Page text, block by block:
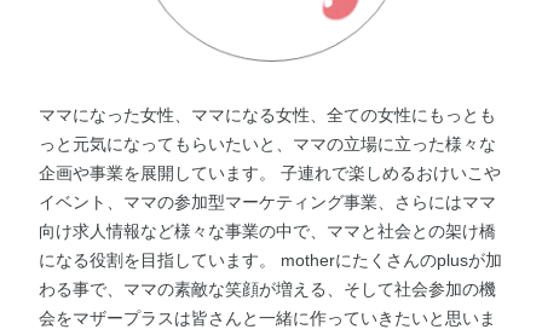
ママになった女性、ママになる女性、全ての女性にもっとも
っと元気になってもらいたいと、ママの立場に立った様々な
企画や事業を展開しています。 子連れで楽しめるおけいこや
イベント、ママの参加型マーケティング事業、さらにはママ
向け求人情報など様々な事業の中で、ママと社会との架け橋
になる役割を目指しています。 motherにたくさんのplusが加
わる事で、ママの素敵な笑顔が増える、そして社会参加の機
会をマザープラスは皆さんと一緒に作っていきたいと思いま